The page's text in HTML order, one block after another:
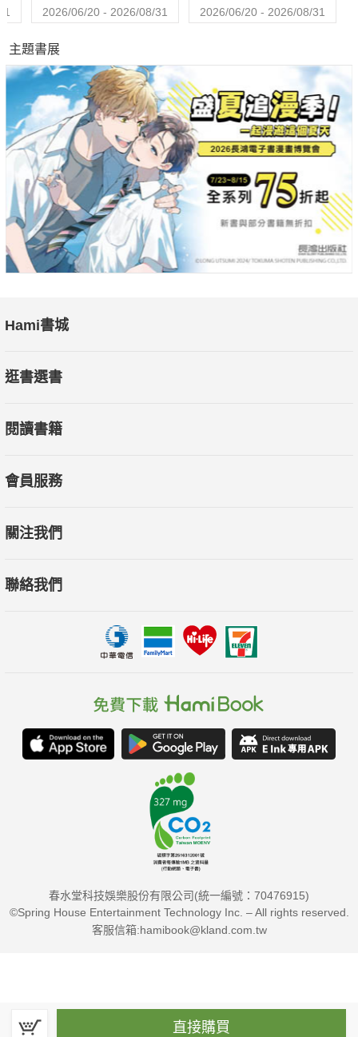
2026/06/20 - 2026/08/31 2026/06/20 - 2026/08/31
直接購買
主題書展
Hami書城
逛書選書
閱讀書籍
會員服務
關注我們
聯絡我們
春水堂科技娛樂股份有限公司(統一編號：70476915)
©Spring House Entertainment Technology Inc. – All rights reserved.
客服信箱:hamibook@kland.com.tw